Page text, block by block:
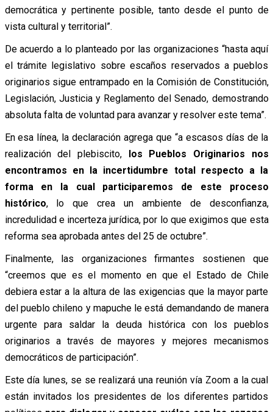
democrática y pertinente posible, tanto desde el punto de
vista cultural y territorial”.
De acuerdo a lo planteado por las organizaciones “hasta aquí
el trámite legislativo sobre escaños reservados a pueblos
originarios sigue entrampado en la Comisión de Constitución,
Legislación, Justicia y Reglamento del Senado, demostrando
absoluta falta de voluntad para avanzar y resolver este tema”.
En esa línea, la declaración agrega que “a escasos días de la
realización del plebiscito, los Pueblos Originarios nos
encontramos en la incertidumbre total respecto a la
forma en la cual participaremos de este proceso
histórico, lo que crea un ambiente de desconfianza,
incredulidad e incerteza jurídica, por lo que exigimos que esta
reforma sea aprobada antes del 25 de octubre”.
Finalmente, las organizaciones firmantes sostienen que
“creemos que es el momento en que el Estado de Chile
debiera estar a la altura de las exigencias que la mayor parte
del pueblo chileno y mapuche le está demandando de manera
urgente para saldar la deuda histórica con los pueblos
originarios a través de mayores y mejores mecanismos
democráticos de participación”.
Este día lunes, se se realizará una reunión vía Zoom a la cual
están invitados los presidentes de los diferentes partidos